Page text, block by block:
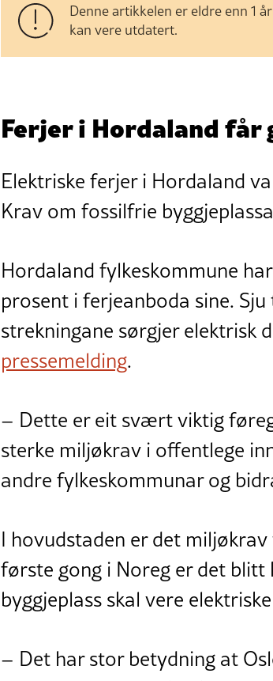
Denne artikkelen er eldre enn 1
kan vere utdatert.
Ferjer i Hordaland får
Elektriske ferjer i Hordaland
Krav om fossilfrie
Hordaland fylkeskommune
prosent i ferjeanboda sine.
strekningane sørgjer elektrisk
pressemelding.
– Dette er eit svært viktig
sterke miljøkrav i offentlege
andre fylkeskommunar og
I hovudstaden er det
første gong i Noreg er det blitt
byggjeplass skal vere
– Det har stor betydning at